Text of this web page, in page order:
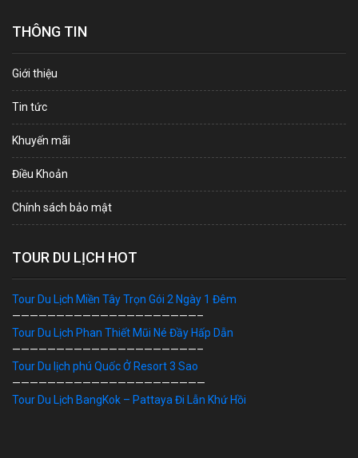
THÔNG TIN
Giới thiệu
Tin tức
Khuyến mãi
Điều Khoản
Chính sách bảo mật
TOUR DU LỊCH HOT
Tour Du Lịch Miền Tây Trọn Gói 2 Ngày 1 Đêm
—————————————————————–
Tour Du Lịch Phan Thiết Mũi Né Đầy Hấp Dẫn
—————————————————————–
Tour Du lịch phú Quốc Ở Resort 3 Sao
——————————————————————
Tour Du Lịch BangKok – Pattaya Đi Lẫn Khứ Hồi